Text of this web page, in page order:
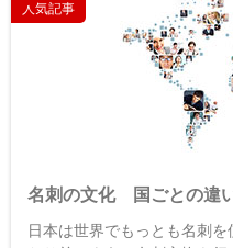
人気記事
名刺の文化 国ごとの違
日本は世界でもっとも名刺